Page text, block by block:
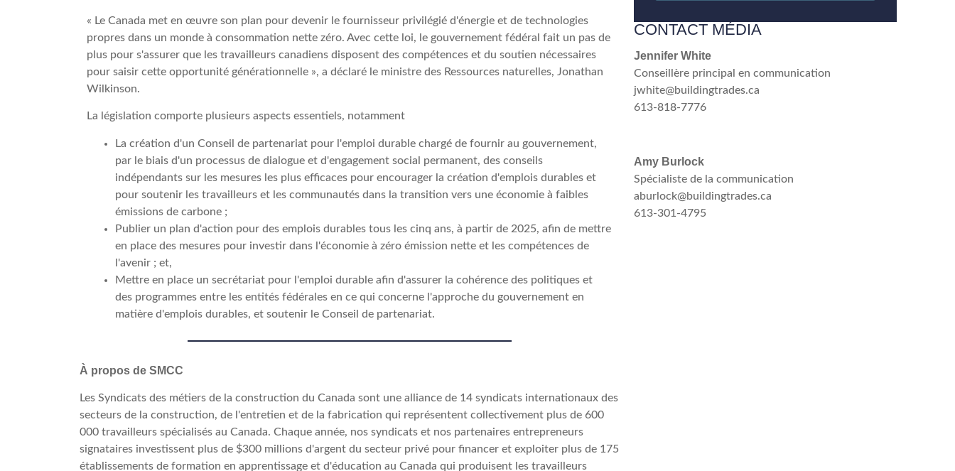
« Le Canada met en œuvre son plan pour devenir le fournisseur privilégié d'énergie et de technologies
propres dans un monde à consommation nette zéro. Avec cette loi, le gouvernement fédéral fait un pas de
plus pour s'assurer que les travailleurs canadiens disposent des compétences et du soutien nécessaires
pour saisir cette opportunité générationnelle », a déclaré le ministre des Ressources naturelles, Jonathan
Wilkinson.
La législation comporte plusieurs aspects essentiels, notamment
La création d'un Conseil de partenariat pour l'emploi durable chargé de fournir au gouvernement,
par le biais d'un processus de dialogue et d'engagement social permanent, des conseils
indépendants sur les mesures les plus efficaces pour encourager la création d'emplois durables et
pour soutenir les travailleurs et les communautés dans la transition vers une économie à faibles
émissions de carbone ;
Publier un plan d'action pour des emplois durables tous les cinq ans, à partir de 2025, afin de mettre
en place des mesures pour investir dans l'économie à zéro émission nette et les compétences de
l'avenir ; et,
Mettre en place un secrétariat pour l'emploi durable afin d'assurer la cohérence des politiques et
des programmes entre les entités fédérales en ce qui concerne l'approche du gouvernement en
matière d'emplois durables, et soutenir le Conseil de partenariat.
À propos de SMCC
Les Syndicats des métiers de la construction du Canada sont une alliance de 14 syndicats internationaux des
secteurs de la construction, de l'entretien et de la fabrication qui représentent collectivement plus de 600
000 travailleurs spécialisés au Canada. Chaque année, nos syndicats et nos partenaires entrepreneurs
signataires investissent plus de $300 millions d'argent du secteur privé pour financer et exploiter plus de 175
établissements de formation en apprentissage et d'éducation au Canada qui produisent les travailleurs
CONTACT MÉDIA
Jennifer White
Conseillère principal en communication
jwhite@buildingtrades.ca
613-818-7776
Amy Burlock
Spécialiste de la communication
aburlock@buildingtrades.ca
613-301-4795